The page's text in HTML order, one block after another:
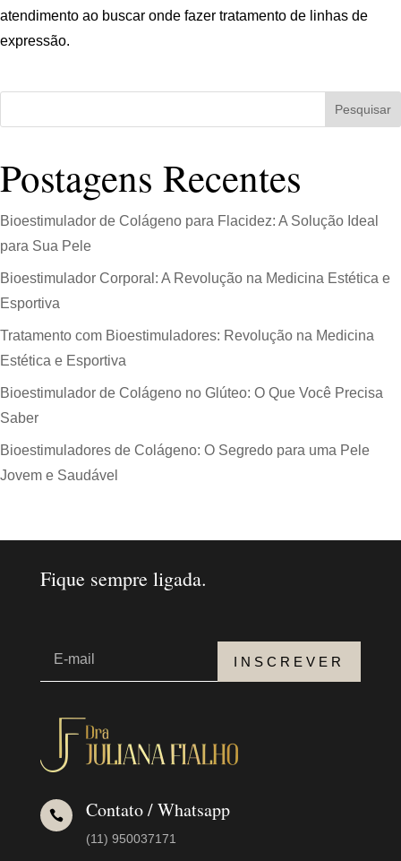
atendimento ao buscar onde fazer tratamento de linhas de
expressão.
Pesquisar
Postagens Recentes
Bioestimulador de Colágeno para Flacidez: A Solução Ideal
para Sua Pele
Bioestimulador Corporal: A Revolução na Medicina Estética e
Esportiva
Tratamento com Bioestimuladores: Revolução na Medicina
Estética e Esportiva
Bioestimulador de Colágeno no Glúteo: O Que Você Precisa
Saber
Bioestimuladores de Colágeno: O Segredo para uma Pele
Jovem e Saudável
Fique sempre ligada.
INSCREVER
 Contato / Whatsapp
(11) 950037171